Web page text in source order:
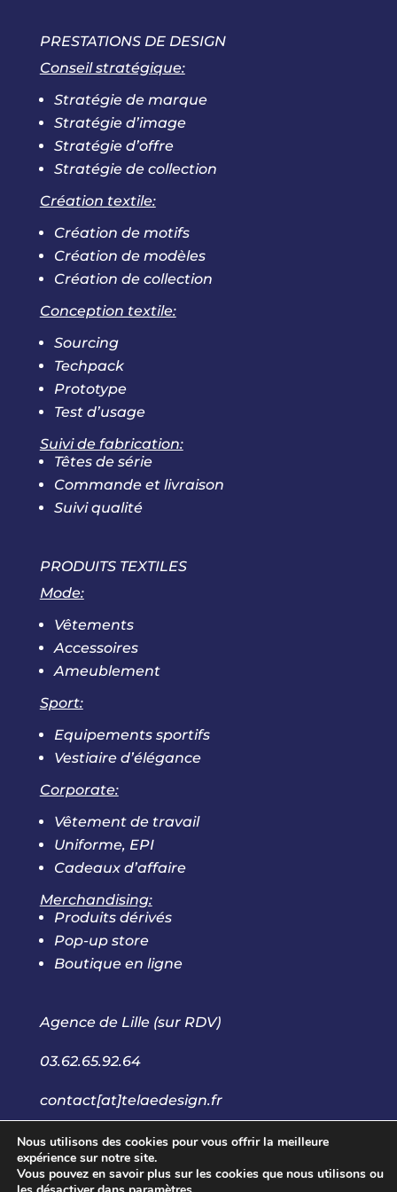
PRESTATIONS DE DESIGN
Conseil stratégique:
Stratégie de marque
Stratégie d’image
Stratégie d’offre
Stratégie de collection
Création textile:
Création de motifs
Création de modèles
Création de collection
Conception textile:
Sourcing
Techpack
Prototype
Test d’usage
Suivi de fabrication:
Têtes de série
Commande et livraison
Suivi qualité
PRODUITS TEXTILES
Mode:
Vêtements
Accessoires
Ameublement
Sport:
Equipements sportifs
Vestiaire d’élégance
Corporate:
Vêtement de travail
Uniforme, EPI
Cadeaux d’affaire
Merchandising:
Produits dérivés
Pop-up store
Boutique en ligne
Agence de Lille (sur RDV)
03.62.65.92.64
contact[at]telaedesign.fr
Nous utilisons des cookies pour vous offrir la meilleure
expérience sur notre site.
Vous pouvez en savoir plus sur les cookies que nous utilisons ou